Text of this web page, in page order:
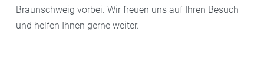
Braunschweig vorbei. Wir freuen uns auf Ihren Besuch
und helfen Ihnen gerne weiter.